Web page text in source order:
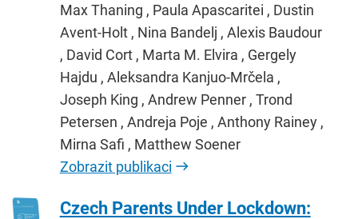
Max Thaning , Paula Apascaritei , Dustin
Avent-Holt , Nina Bandelj , Alexis Baudour
, David Cort , Marta M. Elvira , Gergely
Hajdu , Aleksandra Kanjuo-Mrčela ,
Joseph King , Andrew Penner , Trond
Petersen , Andreja Poje , Anthony Rainey ,
Mirna Safi , Matthew Soener
Zobrazit publikaci
Czech Parents Under Lockdown: